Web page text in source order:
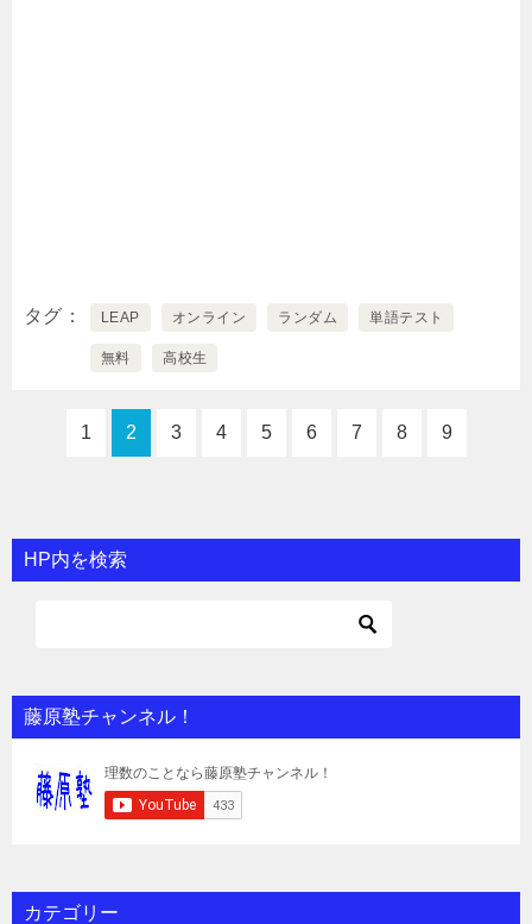
タグ LEAP オンライン ランダム 単語テスト
無料 高校生
1 2 3 4 5 6 7 8 9
HP内を検索
藤原塾チャンネル！
カテゴリー